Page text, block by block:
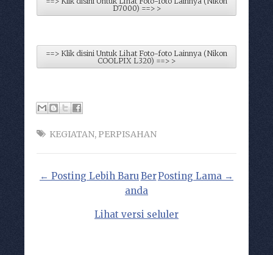
D7000) ==> >
==> Klik disini Untuk Lihat Foto-foto Lainnya (Nikon
COOLPIX L320) ==> >
KEGIATAN, PERPISAHAN
← Posting Lebih Baru Posting Lama →
Ber
anda
Lihat versi seluler